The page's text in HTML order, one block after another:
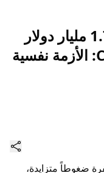
هلع المستثمرين يسحب 1.72 مليار دولار
من بيتكوين.. وCoinShares: الأزمة نفسية
ضغوطاً متزايدة،